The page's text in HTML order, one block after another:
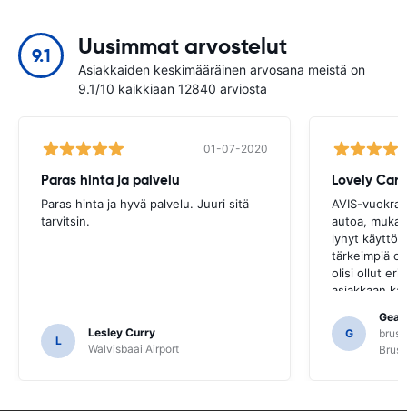
9.1 Uusimmat arvostelut
Asiakkaiden keskimääräinen arvosana meistä on
9.1/10 kaikkiaan 12840 arviosta
01-07-2020
Paras hinta ja palvelu
Paras hinta ja hyvä palvelu. Juuri sitä
tarvitsin.
L
Lesley Curry
Walvisbaai Airport
AVIS-
autoa,
lyhyt
tärkeimpiä
olisi ollut
asiakkaan
siitä, että
selvittäneet
G